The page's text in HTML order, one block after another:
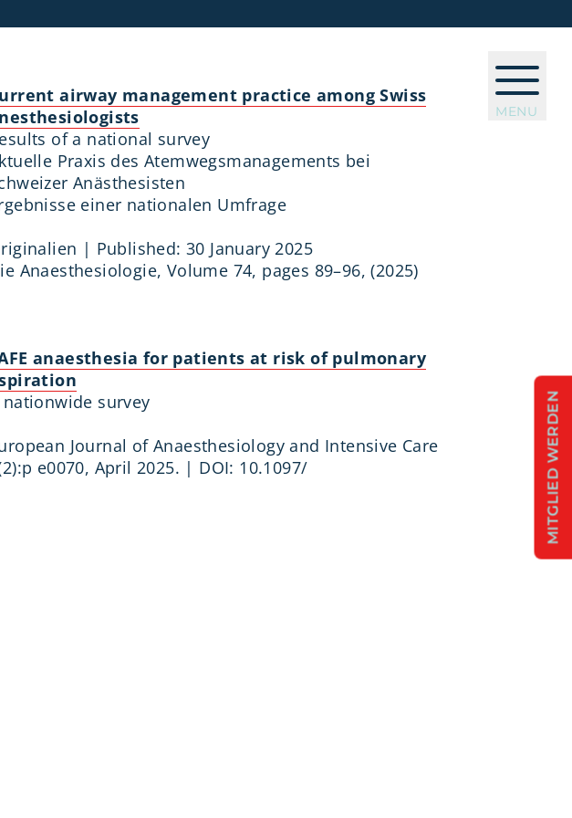
MITGLIED WERDEN
MENU
airway management practice among Swiss
of a national survey
Praxis des Atemwegsmanagements bei
Anästhesisten
einer nationalen Umfrage
| Published: 30 January 2025
Anaesthesiologie, Volume 74, pages 89–96, (2025)
anaesthesia for patients at risk of pulmonary
nationwide survey
Journal of Anaesthesiology and Intensive Care
e0070, April 2025. | DOI: 10.1097/